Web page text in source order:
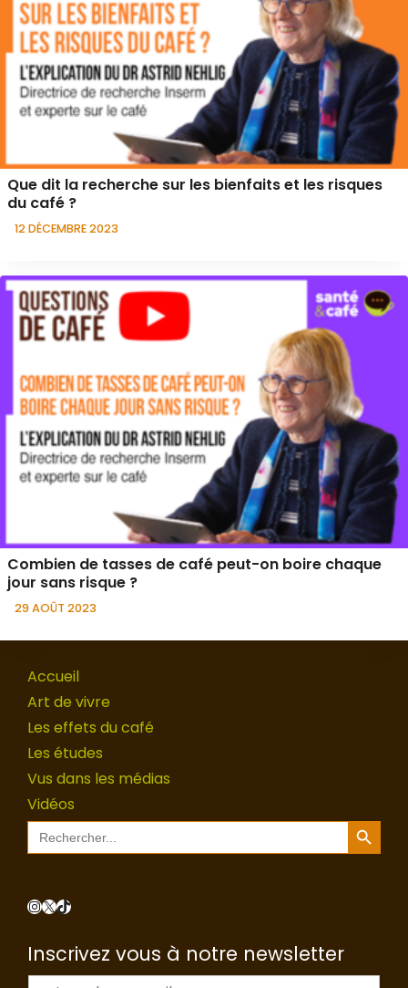
Que dit la recherche sur les bienfaits et les risques
du café ?
12 DÉCEMBRE 2023
Combien de tasses de café peut-on boire chaque
jour sans risque ?
29 AOÛT 2023
Accueil
Art de vivre
Les effets du café
Les études
Vus dans les médias
Vidéos
Search
for:
Search Button
Instagram
X TikTok
Inscrivez vous à notre newsletter
E